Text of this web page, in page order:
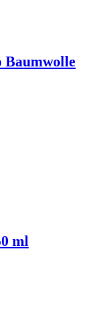
Baumwolle
ml